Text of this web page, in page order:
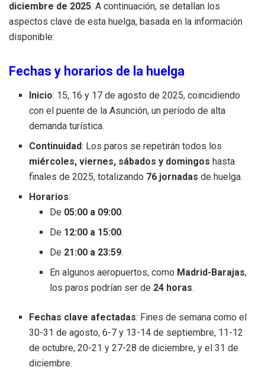
diciembre de 2025. A continuación, se detallan los
aspectos clave de esta huelga, basada en la información
disponible:
Fechas y horarios de la huelga
Inicio: 15, 16 y 17 de agosto de 2025, coincidiendo
con el puente de la Asunción, un período de alta
demanda turística.
Continuidad: Los paros se repetirán todos los
miércoles, viernes, sábados y domingos hasta
finales de 2025, totalizando 76 jornadas de huelga.
Horarios:
De 05:00 a 09:00.
De 12:00 a 15:00.
De 21:00 a 23:59.
En algunos aeropuertos, como Madrid-Barajas,
los paros podrían ser de 24 horas.
Fechas clave afectadas: Fines de semana como el
30-31 de agosto, 6-7 y 13-14 de septiembre, 11-12
de octubre, 20-21 y 27-28 de diciembre, y el 31 de
diciembre.